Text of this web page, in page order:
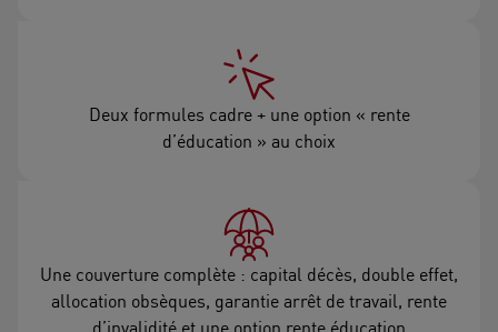
Deux formules cadre + une option « rente
d’éducation » au choix
Une couverture complète : capital décès, double effet,
allocation obsèques, garantie arrêt de travail, rente